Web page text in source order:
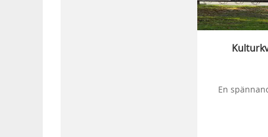
En